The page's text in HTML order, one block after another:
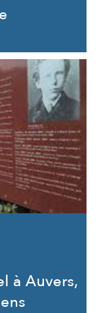
à Auvers,